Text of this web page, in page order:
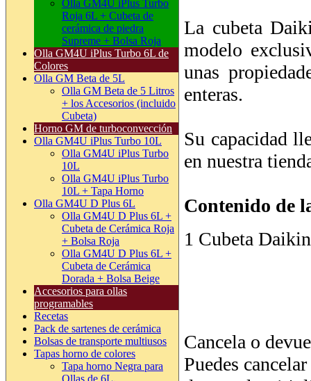
Olla GM4U iPlus Turbo
Roja 6L + Cubeta de
cerámica de piedra
Supreme + Bolsa Roja
Olla GM4U iPlus Turbo 6L de
Colores
Olla GM Beta de 5L
Olla GM Beta de 5 Litros
+ los Accesorios (incluido
Cubeta)
Horno GM de turboconvección
Olla GM4U iPlus Turbo 10L
Olla GM4U iPlus Turbo
10L
Olla GM4U iPlus Turbo
10L + Tapa Horno
Olla GM4U D Plus 6L
Olla GM4U D Plus 6L +
Cubeta de Cerámica Roja
+ Bolsa Roja
Olla GM4U D Plus 6L +
Cubeta de Cerámica
Dorada + Bolsa Beige
Accesorios para ollas
programables
Recetas
Pack de sartenes de cerámica
Bolsas de transporte multiusos
Tapas horno de colores
Tapa horno Negra para
Ollas de 6L.
Su capacidad
en nuestra
Contenido de
1 Cubeta
Cancela o
Condiciones